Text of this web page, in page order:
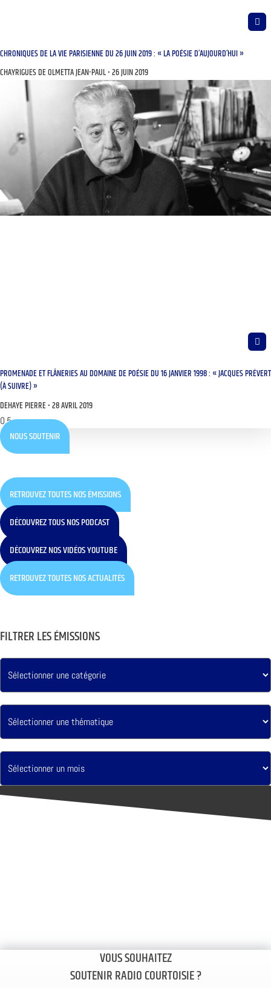
CHRONIQUES DE LA VIE PARISIENNE DU 26 JUIN 2019 : « LA POÉSIE D’AUJOURD’HUI »
CHAYRIGUES DE OLMETTA JEAN-PAUL 26 JUIN 2019
PROMENADE ET FLÂNERIES AU DOMAINE DE POÉSIE DU 16 JANVIER 1998 : « JACQUES PRÉVERT
(À SUIVRE) »
DEHAYE PIERRE 28 AVRIL 2019
NOUS SOUTENIR
RETROUVEZ TOUTES NOS ÉMISSIONS
DÉCOUVREZ TOUS NOS PODCAST
DÉCOUVREZ NOS VIDÉOS YOUTUBE
RETROUVEZ TOUTES NOS ACTUALITÉS
FILTRER LES ÉMISSIONS
VOUS SOUHAITEZ
SOUTENIR RADIO COURTOISIE ?